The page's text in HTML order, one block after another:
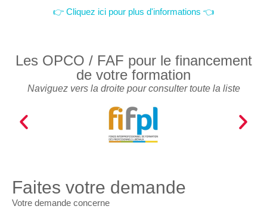
👉 Cliquez ici pour plus d'informations 👈
Les OPCO / FAF pour le financement
de votre formation
Naviguez vers la droite pour consulter toute la liste
Faites votre demande
Votre demande concerne